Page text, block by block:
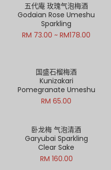
五代庵 玫瑰气泡梅酒
Godaian Rose Umeshu
Sparkling
RM 73.00 ~ RM178.00
国盛石榴梅酒
Kunizakari
Pomegranate Umeshu
RM 65.00
卧龙梅 气泡清酒
Garyubai Sparkling
Clear Sake
RM 160.00
Out of Stock